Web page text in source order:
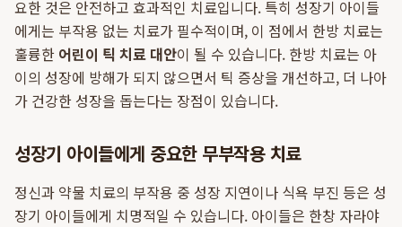
요한 것은 안전하고 효과적인 치료입니다. 특히 성장기 아이들
에게는 부작용 없는 치료가 필수적이며, 이 점에서 한방 치료는
훌륭한 어린이 틱 치료 대안이 될 수 있습니다. 한방 치료는 아
이의 성장에 방해가 되지 않으면서 틱 증상을 개선하고, 더 나아
가 건강한 성장을 돕는다는 장점이 있습니다.
성장기 아이들에게 중요한 무부작용 치료
정신과 약물 치료의 부작용 중 성장 지연이나 식욕 부진 등은 성
장기 아이들에게 치명적일 수 있습니다. 아이들은 한창 자라야